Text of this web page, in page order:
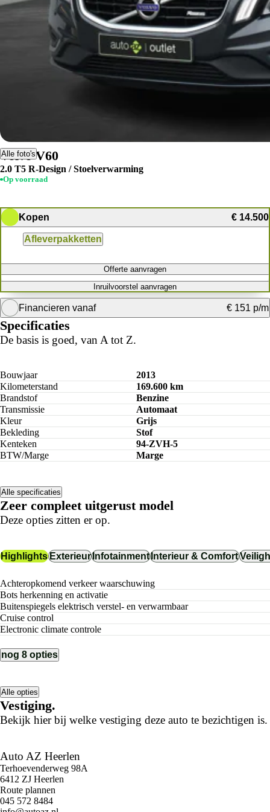
Alle foto's
Volvo V60
2.0 T5 R-Design / Stoelverwarming
Op voorraad
Kopen € 14.500
Afleverpakketten
Offerte aanvragen
Inruilvoorstel aanvragen
Financieren vanaf € 151 p/m
Krediettabel
Specificaties
De basis is goed, van A tot Z.
Bouwjaar
2013
Kilometerstand
169.600 km
Brandstof
Benzine
Transmissie
Automaat
Kleur
Grijs
Bekleding
Stof
Kenteken
94-ZVH-5
BTW/Marge
Marge
Alle specificaties
Zeer compleet uitgerust model
Deze opties zitten er op.
HighlightsExterieurInfotainmentInterieur & Comfort
achteropkomend verkeer waarschuwing
bots herkenning en activatie
buitenspiegels elektrisch verstel- en verwarmbaar
cruise control
electronic climate controle
nog 8 opties
Alle opties
Vestiging.
Bekijk hier bij welke vestiging deze auto te bezichtigen is.
Auto AZ Heerlen
Terhoevenderweg 98A
6412 ZJ Heerlen
Route plannen
045 572 8484